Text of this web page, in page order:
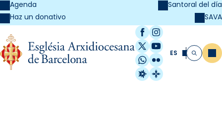
Agenda
Haz un donativo
Santoral del día
SAVA
Facebook
Instagram
X / Twitter
YouTube
WhatsApp
Flickr
Radio Estel
Catalunya
ES Buscar